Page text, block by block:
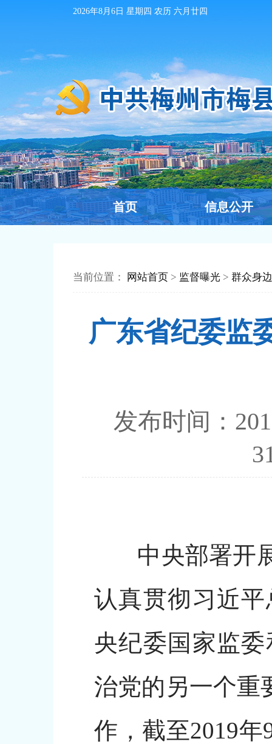
2026年8月6日 星期四 农历 六月廿四
首页 信息公开
当前位置： 网站首页 > 监督曝光 > 群众身
广东省纪委监
发布时间：
中央部署开展
认真贯彻习近
央纪委国家监
治党的另一个重
作，截至2019